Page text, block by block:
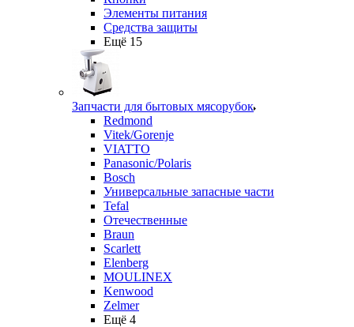
Элементы питания
Средства защиты
Ещё 15
Запчасти для бытовых мясорубок
Redmond
Vitek/Gorenje
VIATTO
Panasonic/Polaris
Bosch
Универсальные запасные части
Tefal
Отечественные
Braun
Scarlett
Elenberg
MOULINEX
Kenwood
Zelmer
Ещё 4